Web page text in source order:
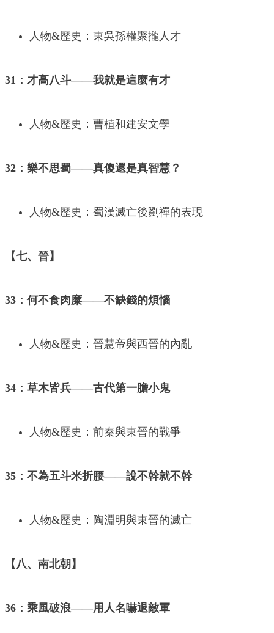
人物&歷史：東吳孫權聚攏人才
31：才高八斗——我就是這麼有才
人物&歷史：曹植和建安文學
32：樂不思蜀——真傻還是真智慧？
人物&歷史：蜀漢滅亡後劉禪的表現
【七、晉】
33：何不食肉糜——不缺錢的煩惱
人物&歷史：晉慧帝與西晉的內亂
34：草木皆兵——古代第一膽小鬼
人物&歷史：前秦與東晉的戰爭
35：不為五斗米折腰——說不幹就不幹
人物&歷史：陶淵明與東晉的滅亡
【八、南北朝】
36：乘風破浪——用人名嚇退敵軍